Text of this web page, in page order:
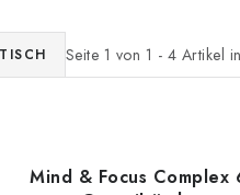
Seite 1 von 1 - 4 Artikel
Mind & Focus Complex